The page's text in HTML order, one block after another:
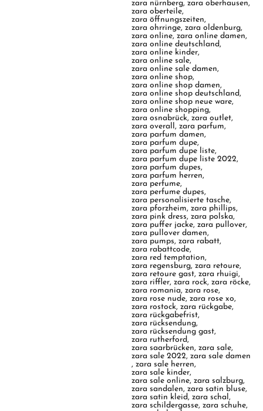
zara nürnberg,zara oberhausen,
zara oberteile,
zara öffnungszeiten,
zara ohrringe,zara oldenburg,
zara online,zara online damen,
zara online deutschland,
zara online kinder,
zara online sale,
zara online sale damen,
zara online shop,
zara online shop damen,
zara online shop deutschland,
zara online shop neue ware,
zara online shopping,
zara osnabrück,zara outlet,
zara overall,zara parfum,
zara parfum damen,
zara parfum dupe,
zara parfum dupe liste,
zara parfum dupe liste 2022,
zara parfum dupes,
zara parfum herren,
zara perfume,
zara perfume dupes,
zara personalisierte tasche,
zara pforzheim,zara phillips,
zara pink dress,zara polska,
zara puffer jacke,zara pullover,
zara pullover damen,
zara pumps,zara rabatt,
zara rabattcode,
zara red temptation,
zara regensburg,zara retoure,
zara retoure gast,zara rhuigi,
zara riffler,zara rock,zara röcke,
zara romania,zara rose,
zara rose nude,zara rose xo,
zara rostock,zara rückgabe,
zara rückgabefrist,
zara rücksendung,
zara rücksendung gast,
zara rutherford,
zara saarbrücken,zara sale,
zara sale 2022,zara sale damen
,zara sale herren,
zara sale kinder,
zara sale online,zara salzburg,
zara sandalen,zara satin bluse,
zara satin kleid,zara schal,
zara schildergasse,zara schuhe,